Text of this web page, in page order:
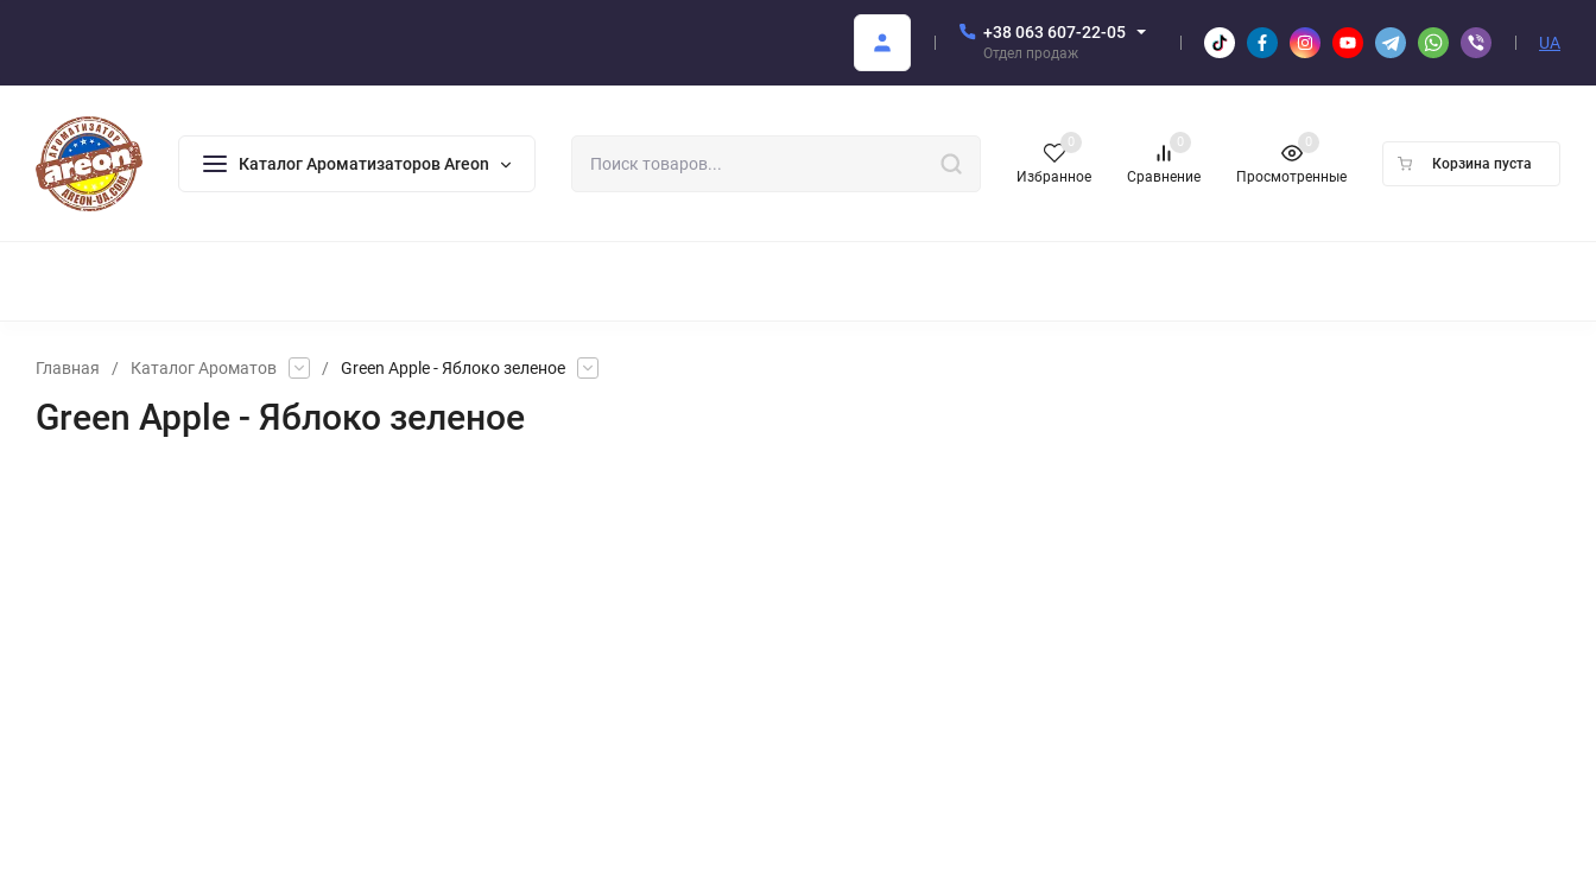
+38 063 607-22-05
Отдел продаж
UA
Каталог Ароматизаторов Areon
Избранное
0
Сравнение
0
Просмотренные
0
Корзина пуста
Главная / Каталог Ароматов / Green Apple - Яблоко зеленое
Green Apple - Яблоко зеленое